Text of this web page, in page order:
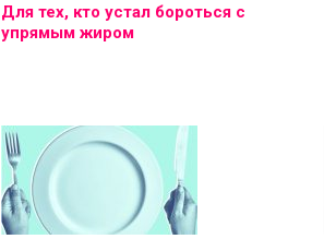
Для тех, кто устал бороться с
упрямым жиром